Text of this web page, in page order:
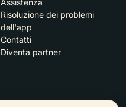
Risoluzione dei problemi
dell'app
Contatti
Diventa partner